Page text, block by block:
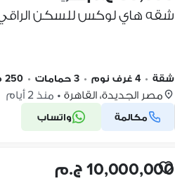
شقه هاي لوكس للسكن
شقة • 4 غرف نوم • 3 حمامات • 250 م٢
مصر الجديدة، القاهرة • منذ 2 أيام
مكالمة واتساب
10,000,000 ج.م